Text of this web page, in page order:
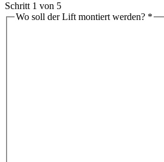
Schritt 1 von 5
Wo soll der Lift montiert werden? *